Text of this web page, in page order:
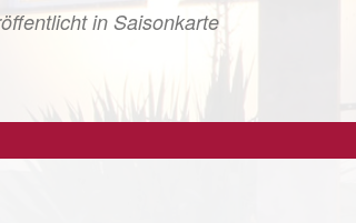
inSaisonkarte